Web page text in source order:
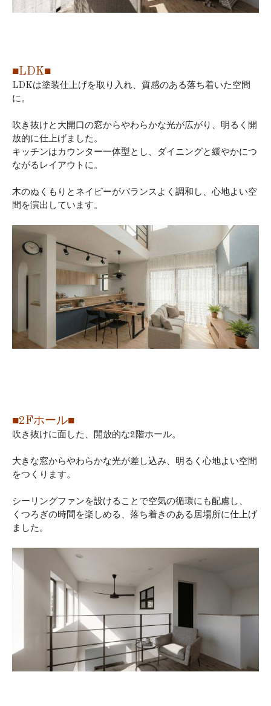
■LDK■
LDKは塗装仕上げを取り入れ、質感のある落ち着いた空間
に。
吹き抜けと大開口の窓からやわらかな光が広がり、明るく開
放的に仕上げました。
キッチンはカウンター一体型とし、ダイニングと緩やかにつ
ながるレイアウトに。
木のぬくもりとネイビーがバランスよく調和し、心地よい空
間を演出しています。
■2Fホール■
吹き抜けに面した、開放的な2階ホール。
大きな窓からやわらかな光が差し込み、明るく心地よい空間
をつくります。
シーリングファンを設けることで空気の循環にも配慮し、
くつろぎの時間を楽しめる、落ち着きのある居場所に仕上げ
ました。